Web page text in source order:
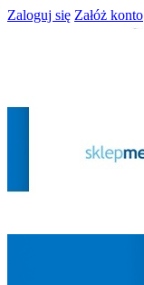
Zaloguj się Załóż konto